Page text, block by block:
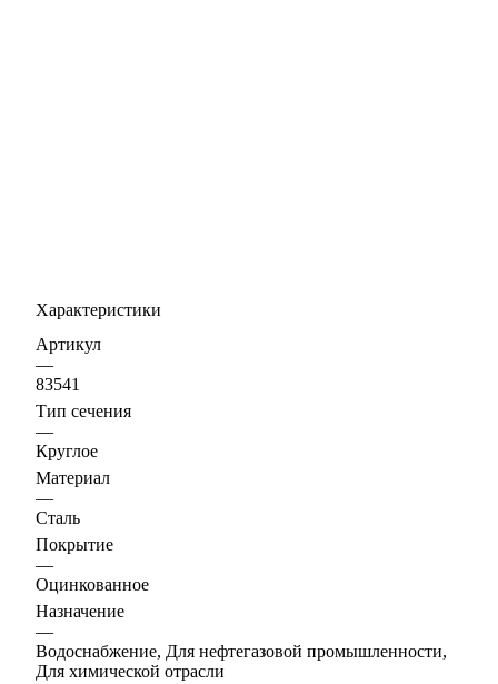
Характеристики
Артикул
—
83541
Тип сечения
—
Круглое
Материал
—
Сталь
Покрытие
—
Оцинкованное
Назначение
—
Водоснабжение, Для нефтегазовой промышленности,
Для химической отрасли